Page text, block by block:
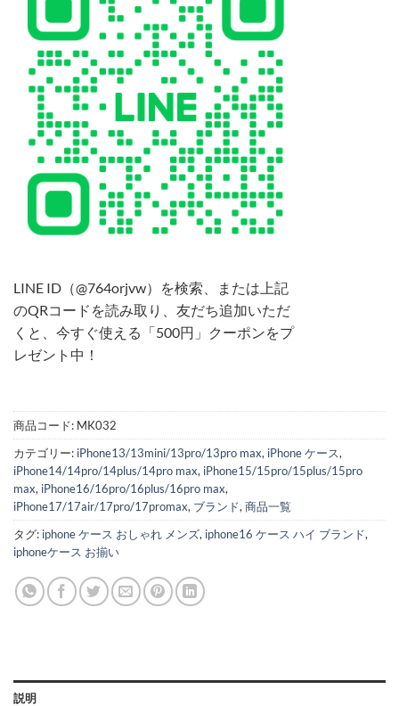
LINE ID（@764orjvw）を検索、または上記
のQRコードを読み取り、友だち追加いただ
くと、今すぐ使える「500円」クーポンをプ
レゼント中！
商品コード: MK032
カテゴリー: iPhone13/13mini/13pro/13pro max, iPhone ケース,
iPhone14/14pro/14plus/14pro max, iPhone15/15pro/15plus/15pro
max, iPhone16/16pro/16plus/16pro max,
iPhone17/17air/17pro/17promax, ブランド, 商品一覧
タグ: iphone ケース おしゃれ メンズ, iphone16 ケース ハイ ブランド,
iphoneケース お揃い
説明